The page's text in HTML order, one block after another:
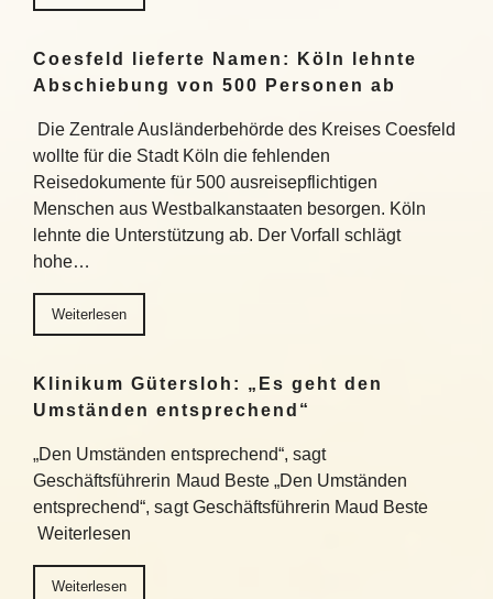
Coesfeld lieferte Namen: Köln lehnte
Abschiebung von 500 Personen ab
Die Zentrale Ausländerbehörde des Kreises Coesfeld
wollte für die Stadt Köln die fehlenden
Reisedokumente für 500 ausreisepflichtigen
Menschen aus Westbalkanstaaten besorgen. Köln
lehnte die Unterstützung ab. Der Vorfall schlägt
hohe…
Weiterlesen
Klinikum Gütersloh: „Es geht den
Umständen entsprechend“
„Den Umständen entsprechend“, sagt
Geschäftsführerin Maud Beste „Den Umständen
entsprechend“, sagt Geschäftsführerin Maud Beste
Weiterlesen
Weiterlesen